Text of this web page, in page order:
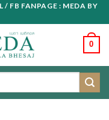
FB FANPAGE : MEDA BY
0